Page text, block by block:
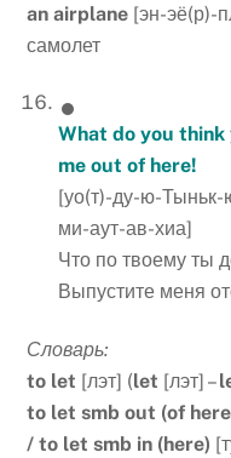
an airplane [эн-эё(р)-
самолет
What do you think
me out of here!
[уо(т)-ду-ю-Тыньк-
ми-аут-ав-хиа]
Что по твоему ты
Выпустите меня
Словарь:
to let [лэт] (let [лэт] –
to let smb out (of
/ to let smb in (here)